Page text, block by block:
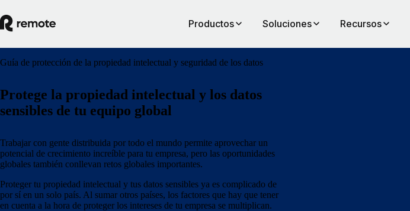
Productos Soluciones Recursos
Guía de protección de la propiedad intelectual y seguridad de los datos
Protege la propiedad intelectual y los datos
sensibles de tu equipo global
Trabajar con gente distribuida por todo el mundo permite aprovechar un
potencial de crecimiento increíble para tu empresa, pero las oportunidades
globales también conllevan retos globales importantes.
Proteger tu propiedad intelectual y tus datos sensibles ya es complicado de
por sí en un solo país. Al sumar otros países, los factores que hay que tener
en cuenta a la hora de proteger los intereses de tu empresa se multiplican.